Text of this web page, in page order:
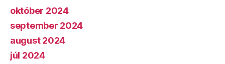
október 2024
september 2024
august 2024
júl 2024